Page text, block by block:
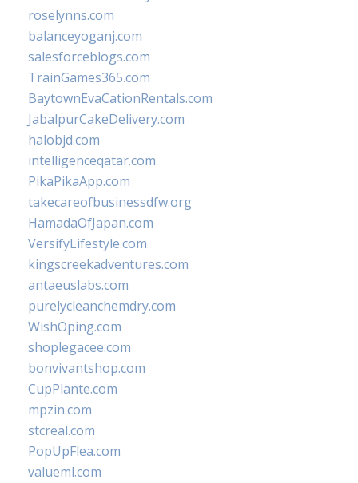
roselynns.com
balanceyoganj.com
salesforceblogs.com
TrainGames365.com
BaytownEvaCationRentals.com
JabalpurCakeDelivery.com
halobjd.com
intelligenceqatar.com
PikaPikaApp.com
takecareofbusinessdfw.org
HamadaOfJapan.com
VersifyLifestyle.com
kingscreekadventures.com
antaeuslabs.com
purelycleanchemdry.com
WishOping.com
shoplegacee.com
bonvivantshop.com
CupPlante.com
mpzin.com
stcreal.com
PopUpFlea.com
valueml.com